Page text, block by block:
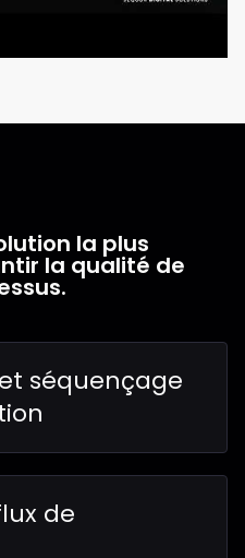
la plus
la qualité de
séquençage
de